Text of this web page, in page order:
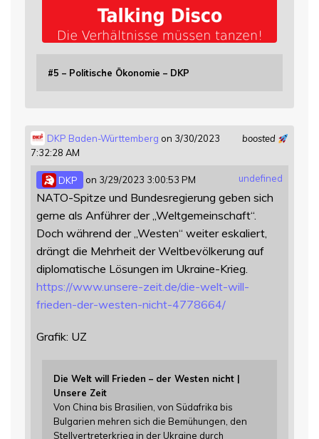
#5 – Politische Ökonomie – DKP
boosted
DKP Baden-Württemberg on 3/30/2023
7:32:28 AM
undefined
DKP on 3/29/2023 3:00:53 PM
NATO-Spitze und Bundesregierung geben sich
gerne als Anführer der „Weltgemeinschaft“.
Doch während der „Westen“ weiter eskaliert,
drängt die Mehrheit der Weltbevölkerung auf
diplomatische Lösungen im Ukraine-Krieg.
https://www.unsere-zeit.de/die-welt-will-
frieden-der-westen-nicht-4778664/
Grafik: UZ
Die Welt will Frieden – der Westen nicht |
Unsere Zeit
Von China bis Brasilien, von Südafrika bis
Bulgarien mehren sich die Bemühungen, den
Stellvertreterkrieg in der Ukraine durch